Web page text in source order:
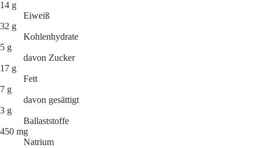
14 g
Eiweiß
32 g
Kohlenhydrate
5 g
davon Zucker
17 g
Fett
7 g
davon gesättigt
3 g
Ballaststoffe
450 mg
Natrium